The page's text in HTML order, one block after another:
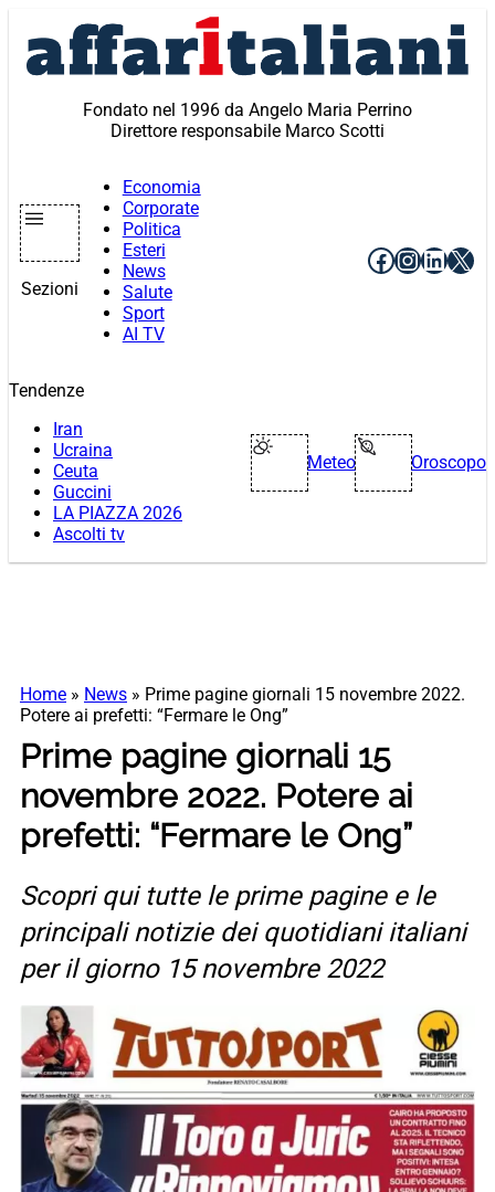
contenuto
Fondato nel 1996 da Angelo Maria Perrino
Direttore responsabile Marco Scotti
Sezioni
Economia
Corporate
Politica
Esteri
News
Salute
Sport
AI TV
Facebook
X
Tendenze
Iran
Ucraina
Ceuta
Guccini
LA PIAZZA 2026
Ascolti tv
Meteo Oroscopo
Home » News » Prime pagine giornali 15 novembre 2022.
Potere ai prefetti: “Fermare le Ong”
Prime pagine giornali 15
novembre 2022. Potere ai
prefetti: “Fermare le Ong”
Scopri qui tutte le prime pagine e le
principali notizie dei quotidiani italiani
per il giorno 15 novembre 2022